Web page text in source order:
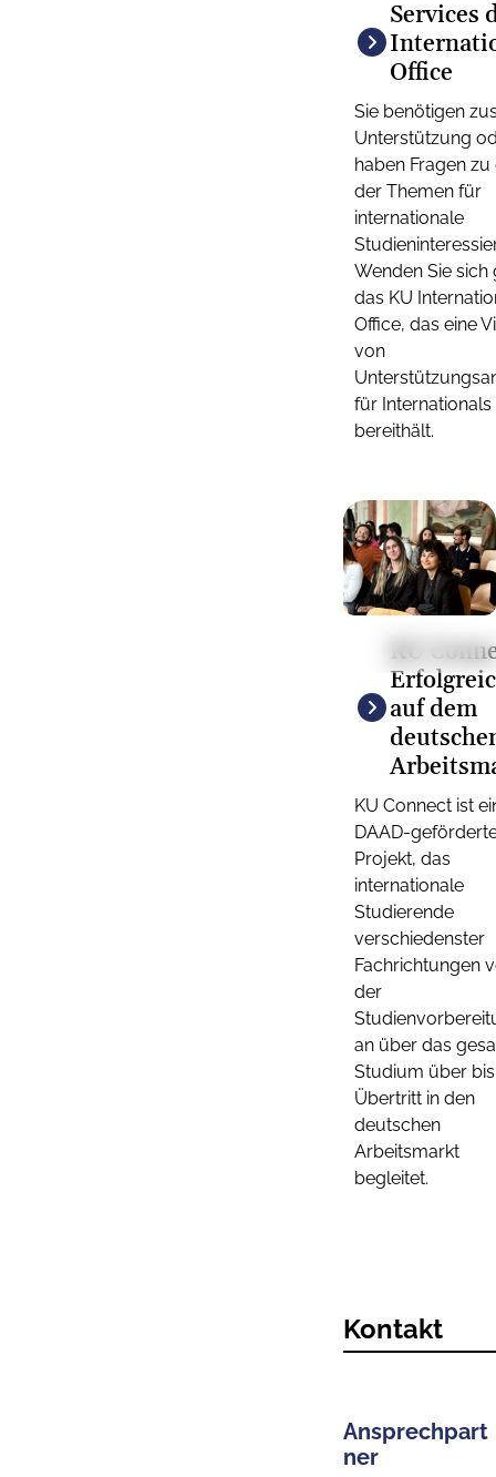
Services
Office
Sie benötigen
Unterstützung
haben Fragen zu
der Themen für
internationale
Wenden Sie sich
das KU
Office, das eine
von
für Internationals
bereithält.
KU
auf dem
KU Connect ist
DAAD-
Projekt, das
internationale
Studierende
verschiedenster
Fachrichtungen
der
an über das
Studium über
Übertritt in den
deutschen
Arbeitsmarkt
begleitet.
Kontakt
Ansprechpart
ner